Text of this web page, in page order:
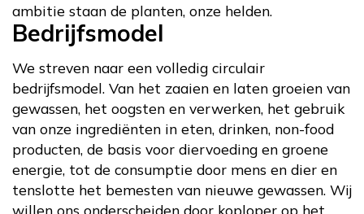
ambitie staan de planten, onze helden.
Bedrijfsmodel
We streven naar een volledig circulair
bedrijfsmodel. Van het zaaien en laten groeien van
gewassen, het oogsten en verwerken, het gebruik
van onze ingrediënten in eten, drinken, non-food
producten, de basis voor diervoeding en groene
energie, tot de consumptie door mens en dier en
tenslotte het bemesten van nieuwe gewassen. Wij
willen ons onderscheiden door koploper op het